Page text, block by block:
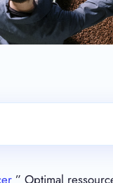
” Optimal